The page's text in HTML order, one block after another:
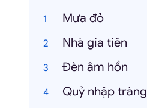
Mưa đỏ
Nhà gia tiên
Đèn âm hồn
Quỷ nhập tràng